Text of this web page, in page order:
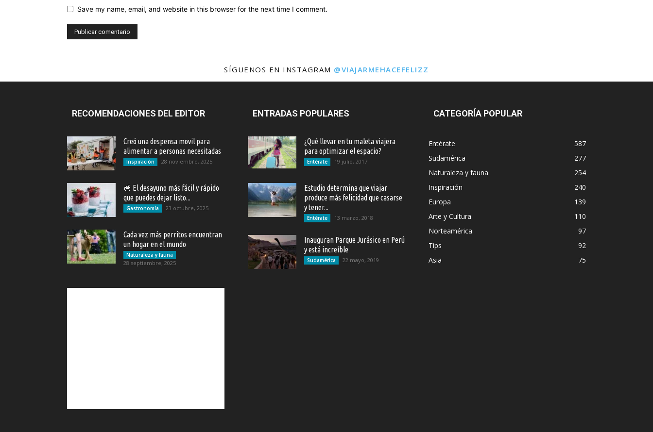
Save my name, email, and website in this browser for the next time I comment.
SÍGUENOS EN INSTAGRAM @VIAJARMEHACEFELIZZ
RECOMENDACIONES DEL EDITOR
Creó una despensa movil para
alimentar a personas necesitadas
Inspiración 28 noviembre, 2025
🥣 El desayuno más fácil y rápido
que puedes dejar listo...
Gastronomía 23 octubre, 2025
Cada vez más perritos encuentran
un hogar en el mundo
Naturaleza y fauna
28 septiembre, 2025
ENTRADAS POPULARES
¿Qué llevar en tu maleta viajera
para optimizar el espacio?
Entérate 19 julio, 2017
Estudio determina que viajar
produce más felicidad que casarse
y tener...
Entérate 13 marzo, 2018
Inauguran Parque Jurásico en Perú
y está increíble
Sudamérica 22 mayo, 2019
CATEGORÍA POPULAR
Entérate
587
Sudamérica
277
Naturaleza y fauna
254
Inspiración
240
Europa
139
Arte y Cultura
110
Norteamérica
97
Tips
92
Asia
75